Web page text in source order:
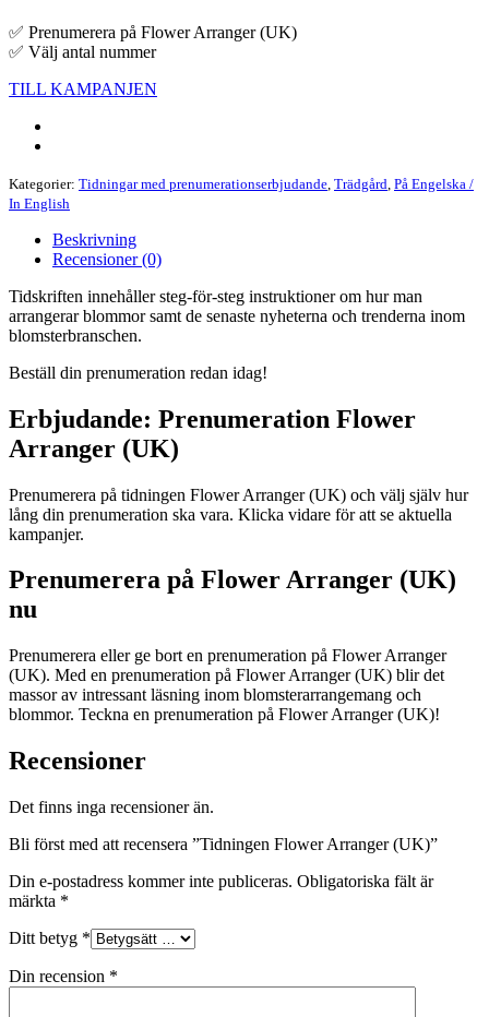
✅ Prenumerera på Flower Arranger (UK)
✅ Välj antal nummer
TILL KAMPANJEN
Kategorier: Tidningar med prenumerationserbjudande Trädgård På Engelska /
In English
Beskrivning
Recensioner (0)
Tidskriften innehåller steg-för-steg instruktioner om hur man
arrangerar blommor samt de senaste nyheterna och trenderna inom
blomsterbranschen.
Beställ din prenumeration redan idag!
Erbjudande: Prenumeration Flower
Arranger (UK)
Prenumerera på tidningen Flower Arranger (UK) och välj själv hur
lång din prenumeration ska vara. Klicka vidare för att se aktuella
kampanjer.
Prenumerera på Flower Arranger (UK)
nu
Prenumerera eller ge bort en prenumeration på Flower Arranger
(UK). Med en prenumeration på Flower Arranger (UK) blir det
massor av intressant läsning inom blomsterarrangemang och
blommor. Teckna en prenumeration på Flower Arranger (UK)!
Recensioner
Det finns inga recensioner än.
Bli först med att recensera ”Tidningen Flower Arranger (UK)”
Din e-postadress kommer inte publiceras. Obligatoriska fält är
märkta *
Ditt betyg *
Din recension *